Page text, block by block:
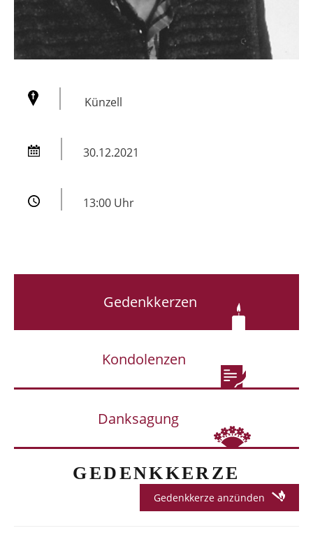
Künzell
30.12.2021
13:00 Uhr
Gedenkkerzen
Kondolenzen
Danksagung
GEDENKKERZE
Gedenkkerze anzünden